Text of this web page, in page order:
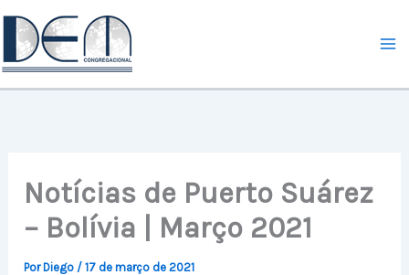
Ir
para
o
conteúdo
Notícias de Puerto Suárez
– Bolívia | Março 2021
PorDiego /17 de março de 2021